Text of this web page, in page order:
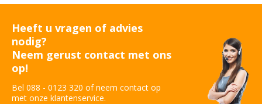
Heeft u vragen of advies
nodig?
Neem gerust contact met ons
op!
Bel 088 - 0123 320 of neem contact op
met onze klantenservice.